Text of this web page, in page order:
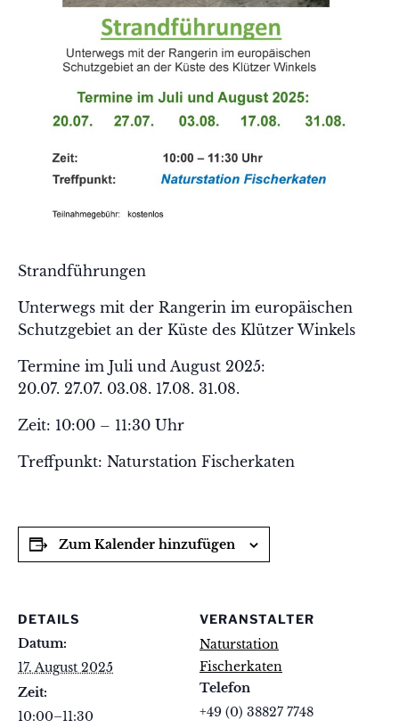
Strandführungen
Unterwegs mit der Rangerin im europäischen
Schutzgebiet an der Küste des Klützer Winkels
Termine im Juli und August 2025:
20.07. 27.07. 03.08. 17.08. 31.08.
Zeit: 10:00 – 11:30 Uhr
Treffpunkt: Naturstation Fischerkaten
Zum Kalender hinzufügen
DETAILS
Datum:
17. August 2025
Zeit:
10:00–11:30
VERANSTALTER
Naturstation
Fischerkaten
Telefon
+49 (0) 38827 7748